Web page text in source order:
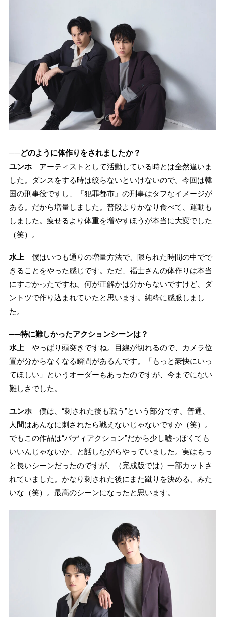
──どのように体作りをされましたか？
ユンホアーティストとして活動している時とは全然違いま
した。ダンスをする時は絞らないといけないので。今回は韓
国の刑事役ですし、『犯罪都市』の刑事はタフなイメージが
ある。だから増量しました。普段よりかなり食べて、運動も
しました。痩せるより体重を増やすほうが本当に大変でした
（笑）。
水上 僕はいつも通りの増量方法で、限られた時間の中でで
きることをやった感じです。ただ、福士さんの体作りは本当
にすごかったですね。何が正解かは分からないですけど、ダ
ントツで作り込まれていたと思います。純粋に感服しまし
た。
──特に難しかったアクションシーンは？
水上 やっぱり頭突きですね。目線が切れるので、カメラ位
置が分からなくなる瞬間があるんです。「もっと豪快にいっ
てほしい」というオーダーもあったのですが、今までにない
難しさでした。
ユンホ僕は、“刺された後も戦う”という部分です。普通、
人間はあんなに刺されたら戦えないじゃないですか（笑）。
でもこの作品は“バディアクション”だから少し嘘っぽくても
いいんじゃないか、と話しながらやっていました。実はもっ
と長いシーンだったのですが、（完成版では）一部カットさ
れていました。かなり刺された後にまた蹴りを決める、みた
いな（笑）。最高のシーンになったと思います。